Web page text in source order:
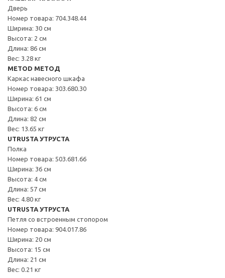
Дверь
Номер товара: 704.348.44
Ширина: 30 см
Высота: 2 см
Длина: 86 см
Вес: 3.28 кг
METOD МЕТОД
Каркас навесного шкафа
Номер товара: 303.680.30
Ширина: 61 см
Высота: 6 см
Длина: 82 см
Вес: 13.65 кг
UTRUSTA УТРУСТА
Полка
Номер товара: 503.681.66
Ширина: 36 см
Высота: 4 см
Длина: 57 см
Вес: 4.80 кг
UTRUSTA УТРУСТА
Петля со встроенным стопором
Номер товара: 904.017.86
Ширина: 20 см
Высота: 15 см
Длина: 21 см
Вес: 0.21 кг